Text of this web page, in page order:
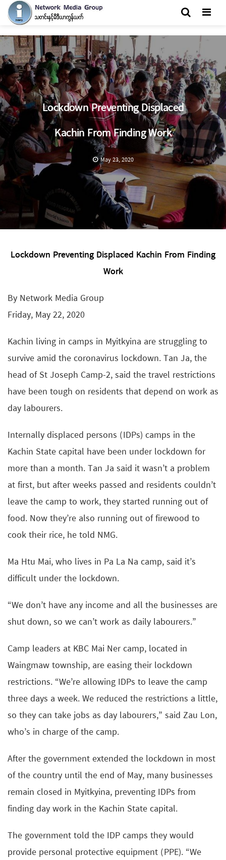
Lockdown Preventing Displaced
Kachin From Finding Work
May 23, 2020
Lockdown Preventing Displaced Kachin From Finding
Work
By Network Media Group
Friday, May 22, 2020
Kachin living in camps in Myitkyina are struggling to
survive amid the coronavirus lockdown. Tan Ja, the
head of St Joseph Camp-2, said the travel restrictions
have been tough on residents that depend on work as
day labourers.
Internally displaced persons (IDPs) camps in the
Kachin State capital have been under lockdown for
more than a month. Tan Ja said it wasn’t a problem
at first, but after weeks passed and residents couldn’t
leave the camp to work, they started running out of
food. Now they’re also running out of firewood to
cook their rice, he told NMG.
Ma Htu Mai, who lives in Pa La Na camp, said it’s
difficult under the lockdown.
“We don’t have any income and all the businesses are
shut down, so we can’t work as daily labourers.”
Camp leaders at KBC Mai Ner camp, located in
Waingmaw township, are easing their lockdown
restrictions. “We’re allowing IDPs to leave the camp
three days a week. We reduced the restrictions a little,
so they can take jobs as day labourers,” said Zau Lon,
who’s in charge of the camp.
After the government extended the lockdown in most
of the country until the end of May, many businesses
remain closed in Myitkyina, preventing IDPs from
finding day work in the Kachin State capital.
The government told the IDP camps they would
provide personal protective equipment (PPE). “We